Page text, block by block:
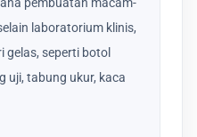
pembuatan macam-
laboratorium klinis,
gelas, seperti botol
uji, tabung ukur, kaca